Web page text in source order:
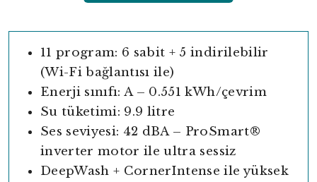
11 program: 6 sabit + 5 indirilebilir
(Wi-Fi bağlantısı ile)
Enerji sınıfı: A – 0.551 kWh/çevrim
Su tüketimi: 9.9 litre
Ses seviyesi: 42 dBA – ProSmart®
inverter motor ile ultra sessiz
DeepWash + CornerIntense ile yüksek